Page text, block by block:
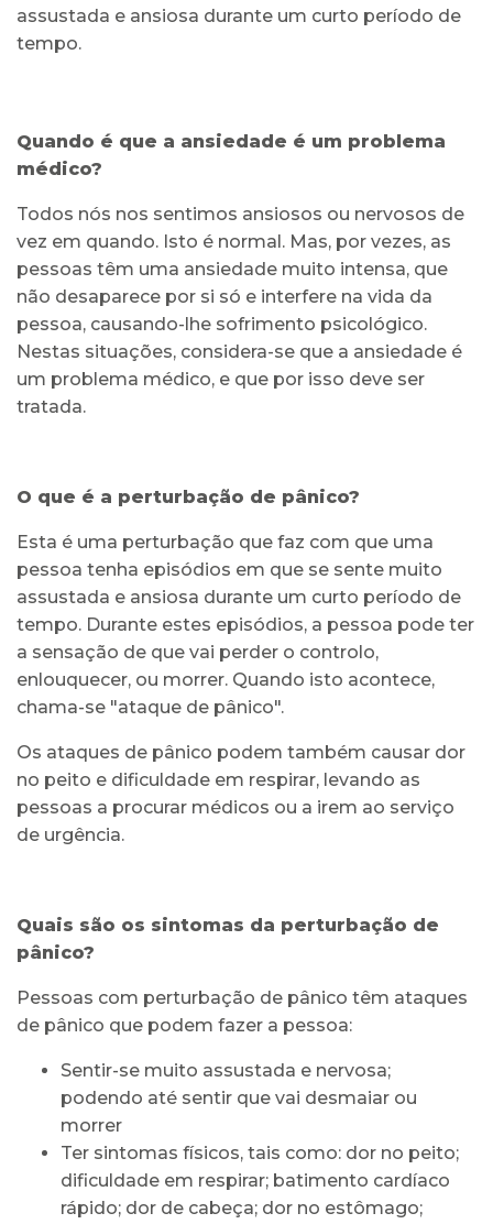
assustada e ansiosa durante um curto período de
tempo.
Quando é que a ansiedade é um problema
médico?
Todos nós nos sentimos ansiosos ou nervosos de
vez em quando. Isto é normal. Mas, por vezes, as
pessoas têm uma ansiedade muito intensa, que
não desaparece por si só e interfere na vida da
pessoa, causando-lhe sofrimento psicológico.
Nestas situações, considera-se que a ansiedade é
um problema médico, e que por isso deve ser
tratada.
O que é a perturbação de pânico?
Esta é uma perturbação que faz com que uma
pessoa tenha episódios em que se sente muito
assustada e ansiosa durante um curto período de
tempo. Durante estes episódios, a pessoa pode ter
a sensação de que vai perder o controlo,
enlouquecer, ou morrer. Quando isto acontece,
chama-se "ataque de pânico".
Os ataques de pânico podem também causar dor
no peito e dificuldade em respirar, levando as
pessoas a procurar médicos ou a irem ao serviço
de urgência.
Quais são os sintomas da perturbação de
pânico?
Pessoas com perturbação de pânico têm ataques
de pânico que podem fazer a pessoa:
Sentir-se muito assustada e nervosa;
podendo até sentir que vai desmaiar ou
morrer
Ter sintomas físicos, tais como: dor no peito;
dificuldade em respirar; batimento cardíaco
rápido; dor de cabeça; dor no estômago;